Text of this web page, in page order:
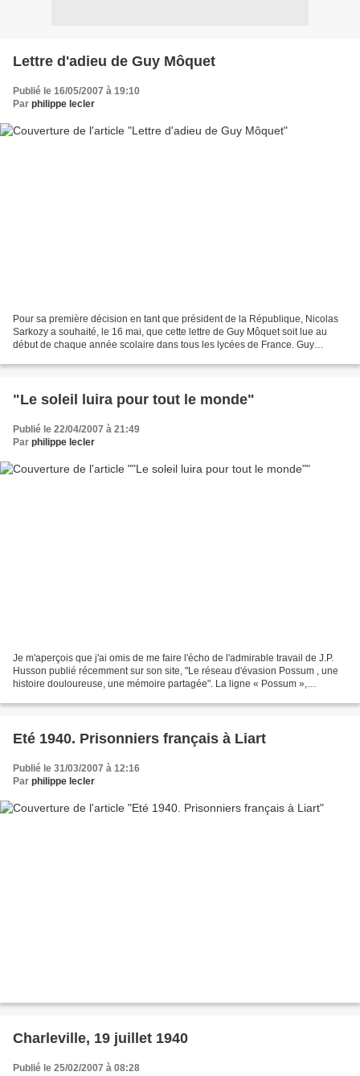
Lettre d'adieu de Guy Môquet
Publié le 16/05/2007 à 19:10
Par philippe lecler
Pour sa première décision en tant que président de la République, Nicolas
Sarkozy a souhaité, le 16 mai, que cette lettre de Guy Môquet soit lue au
début de chaque année scolaire dans tous les lycées de France. Guy
"Le soleil luira pour tout le monde"
Publié le 22/04/2007 à 21:49
Par philippe lecler
Je m'aperçois que j'ai omis de me faire l'écho de l'admirable travail de J.P.
Husson publié récemment sur son site, "Le réseau d'évasion Possum , une
histoire douloureuse, une mémoire partagée". La ligne « Possum »,
Eté 1940. Prisonniers français à Liart
Publié le 31/03/2007 à 12:16
Par philippe lecler
Charleville, 19 juillet 1940
Publié le 25/02/2007 à 08:28